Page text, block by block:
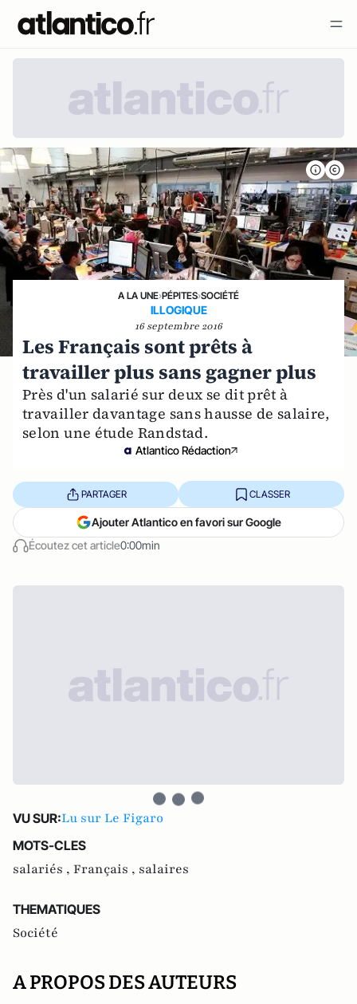
A LA UNE›PÉPITES›SOCIÉTÉ
ILLOGIQUE
16 septembre 2016
Les Français sont prêts à
travailler plus sans gagner plus
Près d'un salarié sur deux se dit prêt à
travailler davantage sans hausse de salaire,
selon une étude Randstad.
Atlantico Rédaction
Écoutez cet article0:00min
PARTAGER CLASSER
Ajouter Atlantico en favori sur Google
VU SUR:Lu sur Le Figaro
MOTS-CLES
salariés , Français , salaires
THEMATIQUES
Société
A PROPOS DES AUTEURS